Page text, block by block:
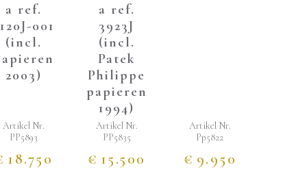
a ref.
001
(incl.
2003)
18.750
Artikel Nr.
PP5893
a ref.
3923J
(incl.
Patek
Philippe
papieren
1994)
€ 15.500
Artikel Nr.
PP5835
€ 9.950
Artikel Nr.
Pp5822